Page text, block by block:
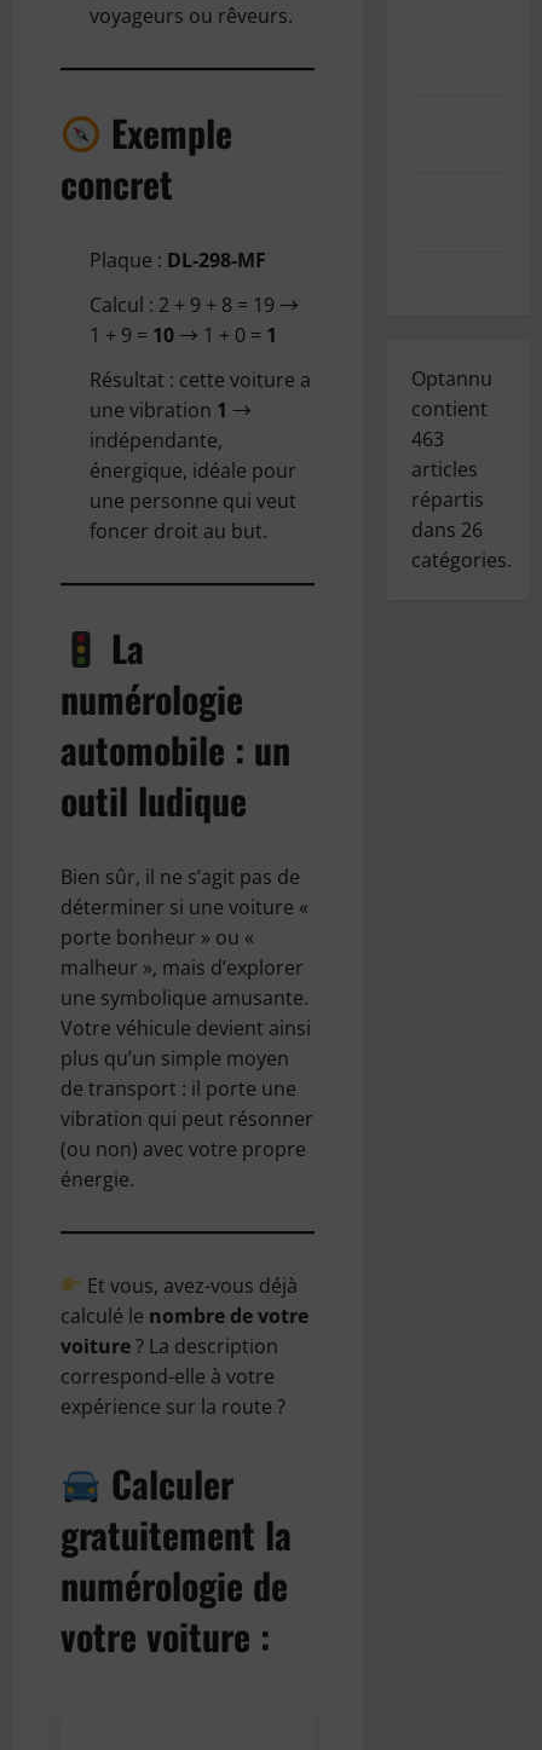
voyageurs ou rêveurs.
Exemple
concret
Plaque : DL-298-MF
Calcul : 2 + 9 + 8 = 19 →
1 + 9 = 10→ 1 + 0 = 1
Résultat : cette voiture a
une vibration 1 →
indépendante,
énergique, idéale pour
une personne qui veut
foncer droit au but.
La
numérologie
automobile : un
outil ludique
Bien sûr, il ne s’agit pas de
déterminer si une voiture «
porte bonheur » ou «
malheur », mais d’explorer
une symbolique amusante.
Votre véhicule devient ainsi
plus qu’un simple moyen
de transport : il porte une
vibration qui peut résonner
(ou non) avec votre propre
énergie.
Et vous, avez-vous déjà
calculé le nombre de votre
voiture? La description
correspond-elle à votre
expérience sur la route ?
Calculer
gratuitement la
numérologie de
votre voiture :
Optannu
contient
463
articles
répartis
dans 26
catégories.